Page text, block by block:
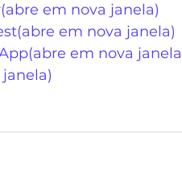
em nova janela)
em nova janela)
em nova